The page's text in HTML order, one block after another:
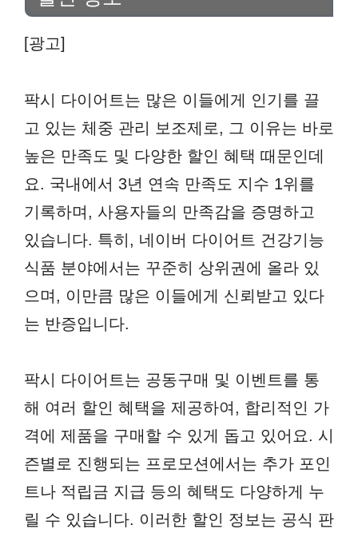
[광고]
팍시 다이어트는 많은 이들에게 인기를 끌
고 있는 체중 관리 보조제로, 그 이유는 바로
높은 만족도 및 다양한 할인 혜택 때문인데
요. 국내에서 3년 연속 만족도 지수 1위를
기록하며, 사용자들의 만족감을 증명하고
있습니다. 특히, 네이버 다이어트 건강기능
식품 분야에서는 꾸준히 상위권에 올라 있
으며, 이만큼 많은 이들에게 신뢰받고 있다
는 반증입니다.
팍시 다이어트는 공동구매 및 이벤트를 통
해 여러 할인 혜택을 제공하여, 합리적인 가
격에 제품을 구매할 수 있게 돕고 있어요. 시
즌별로 진행되는 프로모션에서는 추가 포인
트나 적립금 지급 등의 혜택도 다양하게 누
릴 수 있습니다. 이러한 할인 정보는 공식 판